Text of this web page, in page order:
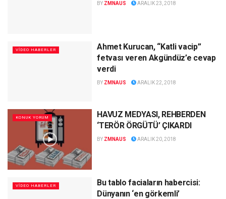
BY ZMNAUS ARALIK 23, 2018
VİDEO HABERLER
Ahmet Kurucan, “Katli vacip”
fetvası veren Akgündüz’e cevap
verdi
BY ZMNAUS ARALIK 22, 2018
KONUK YORUM
HAVUZ MEDYASI, REHBERDEN
‘TERÖR ÖRGÜTÜ’ ÇIKARDI
BY ZMNAUS ARALIK 20, 2018
VİDEO HABERLER
Bu tablo faciaların habercisi:
Dünyanın ‘en görkemli’